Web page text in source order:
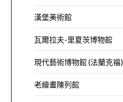
漢堡美術館
瓦爾拉夫-里夏茨博物館
現代藝術博物館 (法蘭克福)
老繪畫陳列館